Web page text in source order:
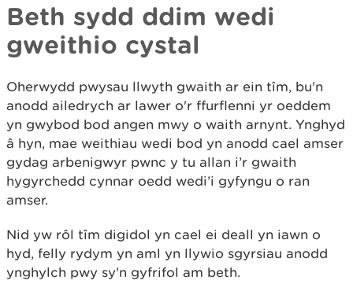
Beth sydd ddim wedi
gweithio cystal
Oherwydd pwysau llwyth gwaith ar ein tîm, bu'n
anodd ailedrych ar lawer o'r ffurflenni yr oeddem
yn gwybod bod angen mwy o waith arnynt. Ynghyd
â hyn, mae weithiau wedi bod yn anodd cael amser
gydag arbenigwyr pwnc y tu allan i’r gwaith
hygyrchedd cynnar oedd wedi’i gyfyngu o ran
amser.
Nid yw rôl tîm digidol yn cael ei deall yn iawn o
hyd, felly rydym yn aml yn llywio sgyrsiau anodd
ynghylch pwy sy'n gyfrifol am beth.